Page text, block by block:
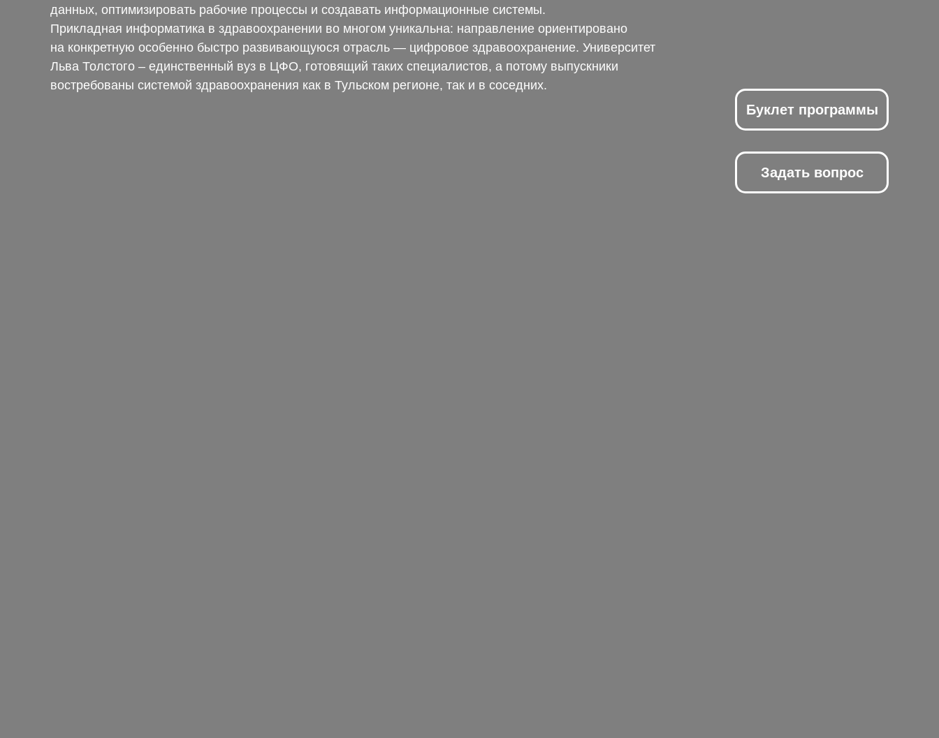
данных, оптимизировать рабочие процессы и создавать информационные системы.
Прикладная информатика в здравоохранении во многом уникальна: направление ориентировано
на конкретную особенно быстро развивающуюся отрасль — цифровое здравоохранение. Университет
Льва Толстого – единственный вуз в ЦФО, готовящий таких специалистов, а потому выпускники
востребованы системой здравоохранения как в Тульском регионе, так и в соседних.
Задать вопрос
Буклет программы